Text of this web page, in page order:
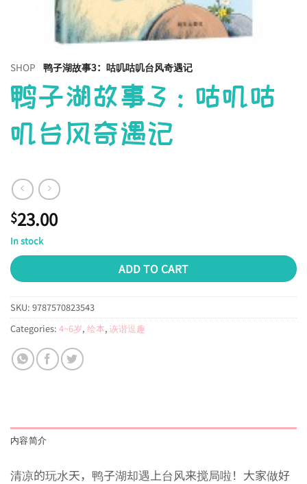
SHOP 鸭子湖故事3：咕叽咕叽台风奇遇记
鸭子湖故事3：咕叽咕
叽台风奇遇记
$23.00
In stock
ADD TO CART
SKU: 9787570823543
Categories: 4~6岁, 绘本, 诙谐逗趣
内容简介
清凉的玩水天，鸭子湖却遇上台风来搅局啦！大家做好